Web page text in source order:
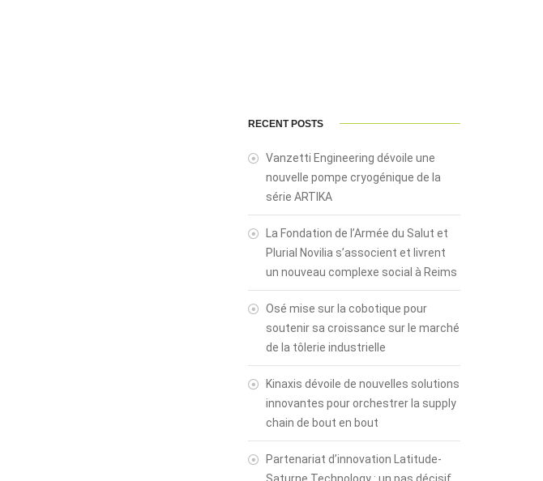
RECENT POSTS
Vanzetti Engineering dévoile une
nouvelle pompe cryogénique de la
série ARTIKA
La Fondation de l’Armée du Salut et
Plurial Novilia s’associent et livrent
un nouveau complexe social à Reims
Osé mise sur la cobotique pour
soutenir sa croissance sur le marché
de la tôlerie industrielle
Kinaxis dévoile de nouvelles solutions
innovantes pour orchestrer la supply
chain de bout en bout
Partenariat d’innovation Latitude-